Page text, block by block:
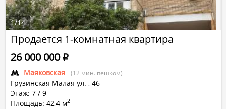
Продается 1-комнатная квартира
Маяковская (12 мин. пешком)
Грузинская Малая ул. , 46
Этаж: 7 / 9
Площадь: 42,4 м2
26 000 000Р
1/14